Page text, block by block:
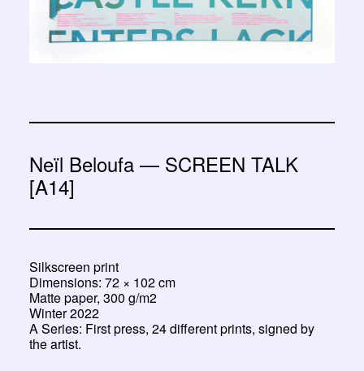
Neïl Beloufa — SCREEN TALK
[A14]
Silkscreen print
Dimensions: 72 × 102 cm
Matte paper, 300 g/m2
Winter 2022
A Series: First press, 24 different prints, signed by
the artist.